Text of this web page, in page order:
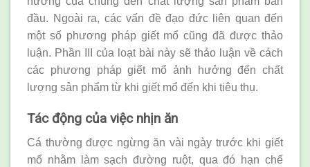
đầu. Ngoài ra, các vấn đề đạo đức liên quan đến
một số phương pháp giết mổ cũng đã được thảo
luận. Phần III của loạt bài này sẽ thảo luận về cách
các phương pháp giết mổ ảnh hưởng đến chất
lượng sản phẩm từ khi giết mổ đến khi tiêu thụ.
Tác động của việc nhịn ăn
Cá thường được ngừng ăn vài ngày trước khi giết
mổ nhằm làm sạch đường ruột, qua đó hạn chế